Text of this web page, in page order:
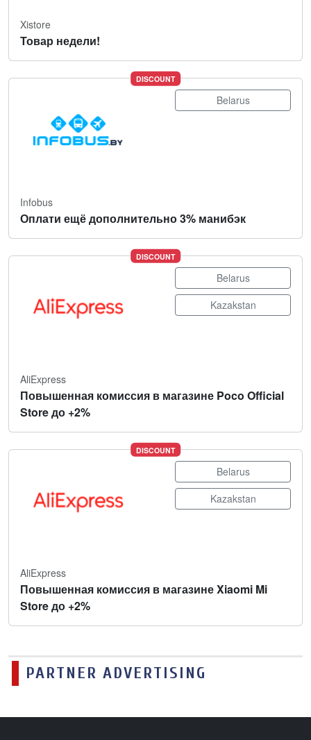
Xistore
Товар недели!
DISCOUNT
Belarus
Infobus
Оплати ещё дополнительно 3% манибэк
DISCOUNT
Belarus
Kazakstan
AliExpress
Повышенная комиссия в магазине Poco Official
Store до +2%
DISCOUNT
Belarus
Kazakstan
AliExpress
Повышенная комиссия в магазине Xiaomi Mi
Store до +2%
PARTNER ADVERTISING